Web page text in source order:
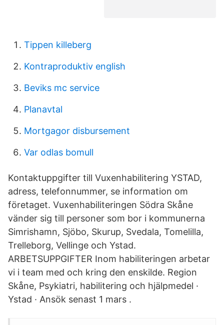
Tippen killeberg
Kontraproduktiv english
Beviks mc service
Planavtal
Mortgagor disbursement
Var odlas bomull
Kontaktuppgifter till Vuxenhabilitering YSTAD,
adress, telefonnummer, se information om
företaget. Vuxenhabiliteringen Södra Skåne
vänder sig till personer som bor i kommunerna
Simrishamn, Sjöbo, Skurup, Svedala, Tomelilla,
Trelleborg, Vellinge och Ystad.
ARBETSUPPGIFTER Inom habiliteringen arbetar
vi i team med och kring den enskilde. Region
Skåne, Psykiatri, habilitering och hjälpmedel ·
Ystad · Ansök senast 1 mars .